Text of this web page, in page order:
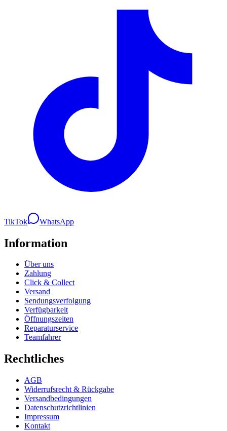
TikTok WhatsApp
Information
Über uns
Zahlung
Click & Collect
Versand
Sendungsverfolgung
Verfügbarkeit
Öffnungszeiten
Reparaturservice
Teamfahrer
Rechtliches
AGB
Widerrufsrecht & Rückgabe
Versandbedingungen
Datenschutzrichtlinien
Impressum
Kontakt